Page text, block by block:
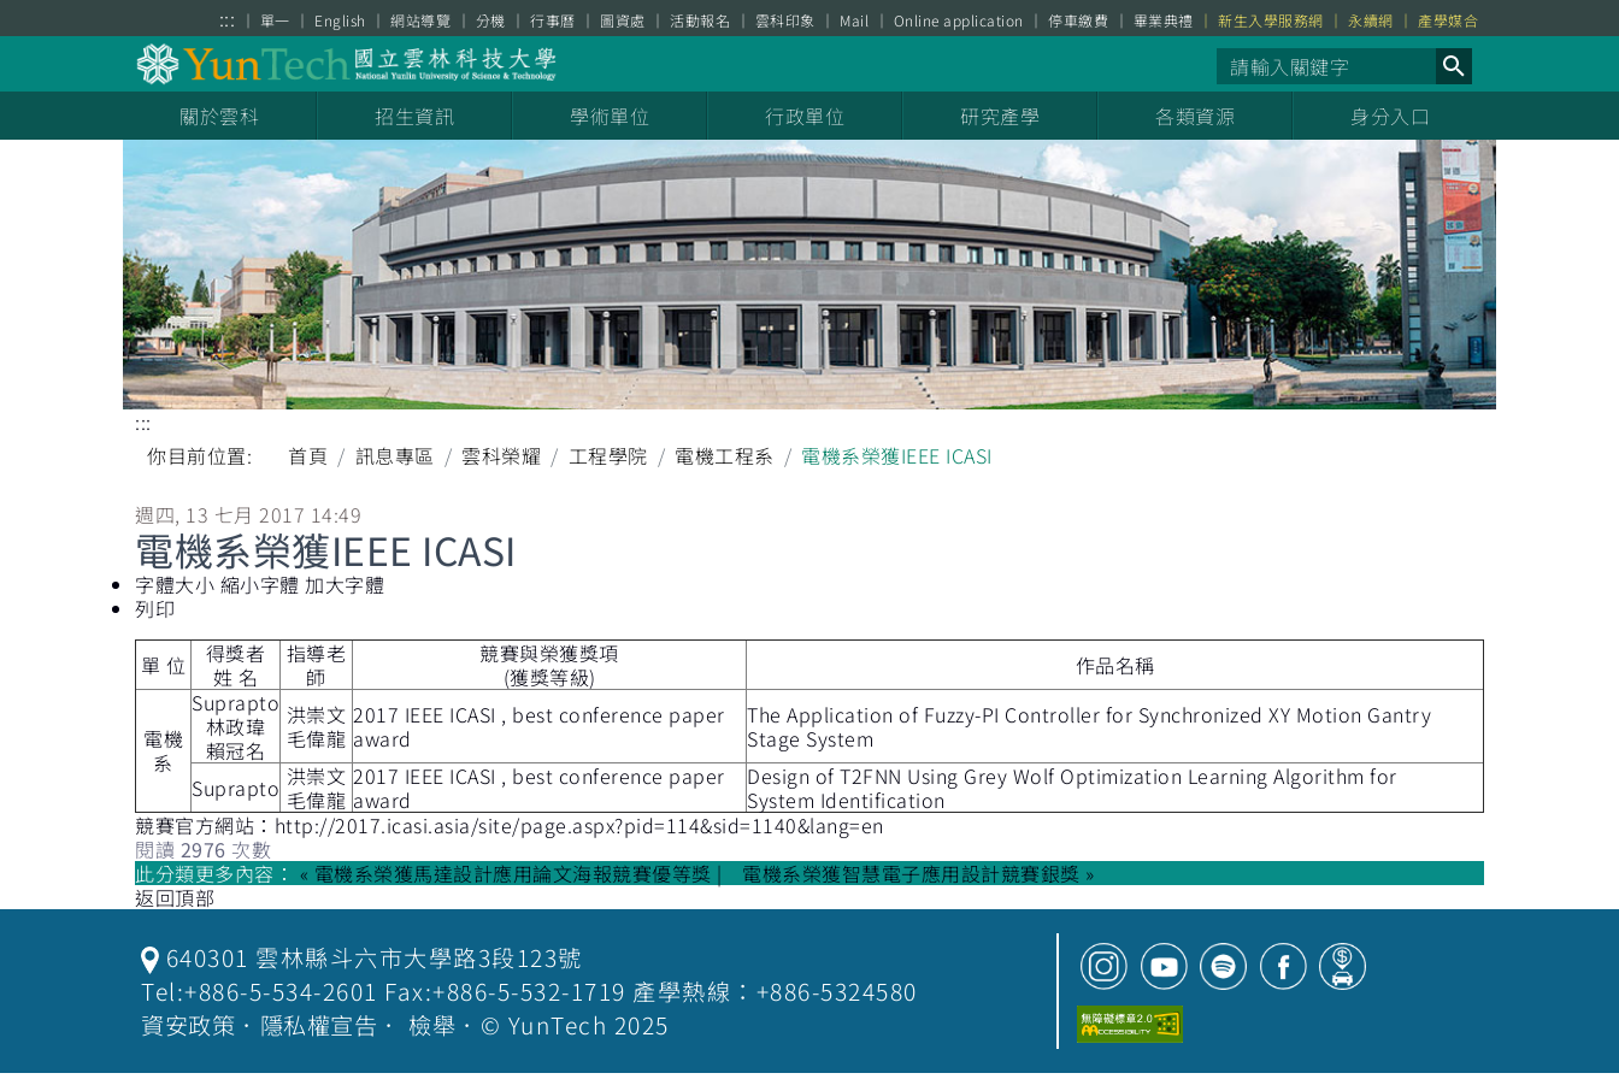
::: 單一 English 網站導覽 分機 行事曆 圖資處 活動報名 雲科印象 Mail Online application 停車繳費 畢業典禮 新生入學服務網 永續網 產學媒合
關於雲科 招生資訊 學術單位 行政單位 研究產學 各類資源 身分入口
:::
你目前位置:
首頁 訊息專區 雲科榮耀 工程學院 電機工程系 電機系榮獲IEEE ICASI
週四, 13 七月 2017 14:49
電機系榮獲IEEE ICASI
字體大小 縮小字體 加大字體
列印
單 位
得獎者
姓 名
指導老
師
競賽與榮獲獎項
(獲獎等級)
作品名稱
電機
系
Suprapto
林政瑋
賴冠名
洪崇文
毛偉龍
2017 IEEE ICASI , best conference paper
award
The Application of Fuzzy-PI Controller for Synchronized XY Motion Gantry
Stage System
Suprapto 洪崇文
毛偉龍
2017 IEEE ICASI , best conference paper
award
Design of T2FNN Using Grey Wolf Optimization Learning Algorithm for
System Identification
競賽官方網站： http://2017.icasi.asia/site/page.aspx?pid=114&sid=1140&lang=en
閱讀 2976 次數
此分類更多內容： « 電機系榮獲馬達設計應用論文海報競賽優等獎
電機系榮獲智慧電子應用設計競賽銀獎 »
返回頂部
640301 雲林縣斗六市大學路3段123號
Tel:+886-5-534-2601 Fax:+886-5-532-1719 產學熱線：+886-5324580
資安政策 ． 隱私權宣告 ． 檢舉 ．© YunTech 2025